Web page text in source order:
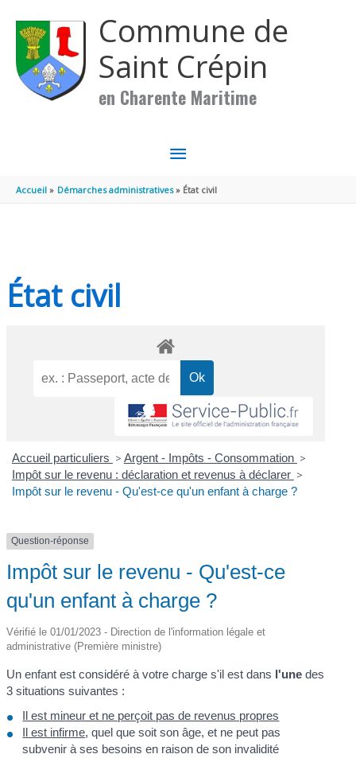
Commune de
Saint Crépin
en Charente Maritime
MENU
PRINCIPAL
Accueil Démarches administratives État civil
État civil
Accueil particuliers > Argent - Impôts - Consommation >
Impôt sur le revenu : déclaration et revenus à déclarer >
Impôt sur le revenu - Qu'est-ce qu'un enfant à charge ?
Question-réponse
Impôt sur le revenu - Qu'est-ce
qu'un enfant à charge ?
Vérifié le 01/01/2023 - Direction de l'information légale et
administrative (Première ministre)
Un enfant est considéré à votre charge s'il est dans l'une des
3 situations suivantes :
Il est mineur et ne perçoit pas de revenus propres
Il est infirme, quel que soit son âge, et ne peut pas
subvenir à ses besoins en raison de son invalidité